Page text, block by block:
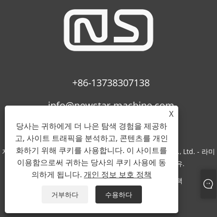
+86-13738307138
info@newstar-machine.com
저작권 © 2022 Wenzhou Feihua Printing Machinery Co., Ltd. - 라미
네이팅 기계, Uv 코팅 기계, Bopp 필름 - 판권 소유.
Links
Sitemap RSS XML 개인 정보 보호 정책
X
당사는 귀하에게 더 나은 탐색 경험을 제공하
고, 사이트 트래픽을 분석하고, 콘텐츠를 개인
화하기 위해 쿠키를 사용합니다. 이 사이트를
이용함으로써 귀하는 당사의 쿠키 사용에 동
의하게 됩니다. 개인 정보 보호 정책
거부하다 수용하다